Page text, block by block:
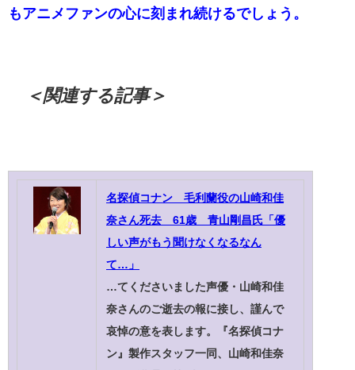
もアニメファンの心に刻まれ続けるでしょう。
＜関連する記事＞
名探偵コナン 毛利蘭役の山崎和佳
奈さん死去 61歳 青山剛昌氏「優
しい声がもう聞けなくなるなん
て…」
…てくださいました声優・山崎和佳
奈さんのご逝去の報に接し、謹んで
哀悼の意を表します。『名探偵コナ
ン』製作スタッフ一同、山崎和佳奈